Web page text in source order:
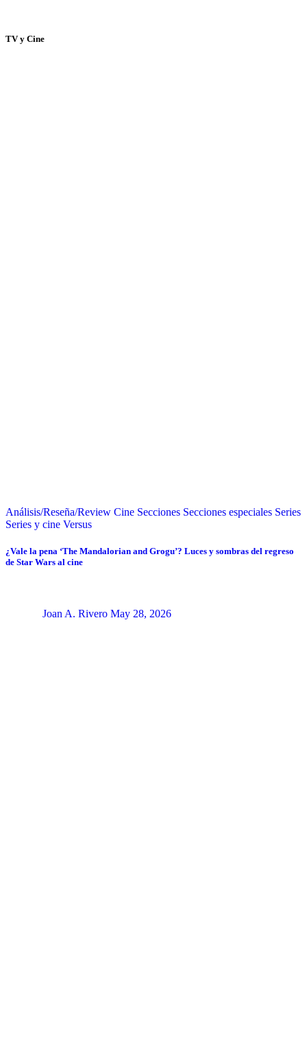
TV y Cine
Análisis/Reseña/Review Cine Secciones Secciones especiales Series
Series y cine Versus
¿Vale la pena ‘The Mandalorian and Grogu’? Luces y sombras del regreso
de Star Wars al cine
Joan A. Rivero May 28, 2026